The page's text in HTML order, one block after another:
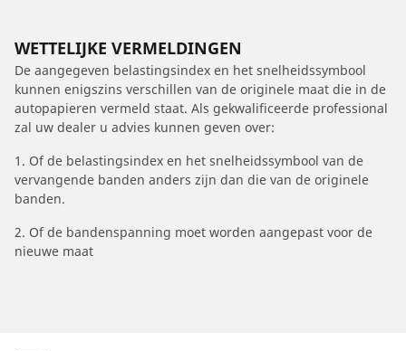
WETTELIJKE VERMELDINGEN
De aangegeven belastingsindex en het snelheidssymbool
kunnen enigszins verschillen van de originele maat die in de
autopapieren vermeld staat. Als gekwalificeerde professional
zal uw dealer u advies kunnen geven over:
1. Of de belastingsindex en het snelheidssymbool van de
vervangende banden anders zijn dan die van de originele
banden.
2. Of de bandenspanning moet worden aangepast voor de
nieuwe maat